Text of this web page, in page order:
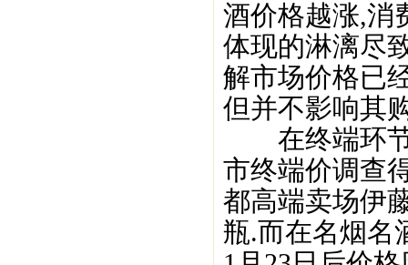
酒价格越涨,消
体现的淋漓尽
解市场价格已
但并不影响其
在终端环节,
市终端价调查
都高端卖场伊
瓶.而在名烟名